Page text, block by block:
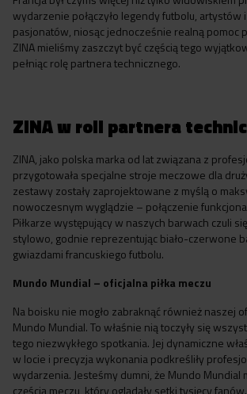
wydarzenie połączyło legendy futbolu, artystów
pasjonatów, niosąc jednocześnie realną pomoc
ZINA mieliśmy zaszczyt być częścią tego
pełniąc rolę partnera technicznego.
ZINA w roli partnera
ZINA, jako polska marka od lat związana z
przygotowała specjalne stroje meczowe dla
zestawy zostały zaprojektowane z myślą o
nowoczesnym wyglądzie – połączenie
Piłkarze występujący w naszych barwach czuli
stylowo, godnie reprezentując biało-czerwone
gwiazdami francuskiego futbolu.
Mundo Mundial – oficjalna piłka meczu
Na boisku nie mogło zabraknąć również naszej
Mundo Mundial. To właśnie nią toczyły się
tego niezwykłego spotkania. Jej dynamiczne
w locie i precyzja wykonania podkreśliły
wydarzenia. Jesteśmy dumni, że Mundo Mundial
częścią meczu, który oglądały setki tysięcy fanów.